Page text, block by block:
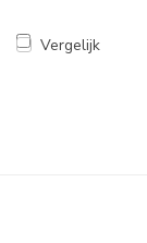
Vergelijk